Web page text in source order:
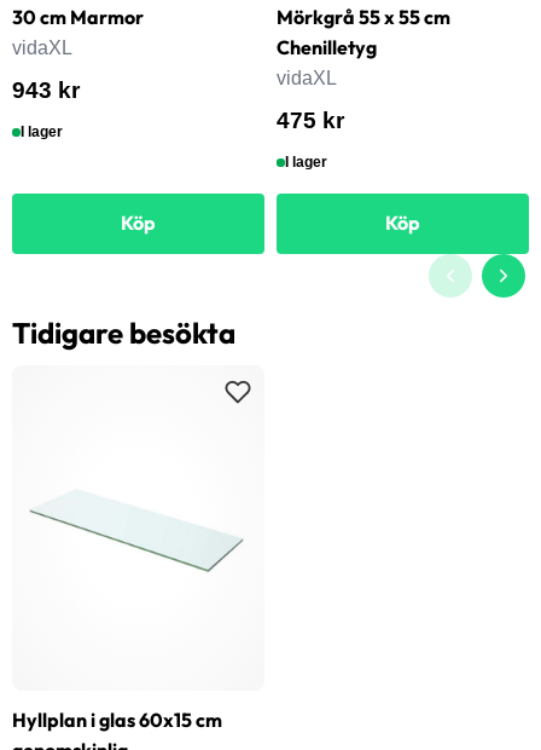
30 cm Marmor
vidaXL
943 kr
I lager
Köp
Mörkgrå 55 x 55 cm
Chenilletyg
vidaXL
475 kr
I lager
Köp
Tidigare besökta
Hyllplan i glas 60x15 cm